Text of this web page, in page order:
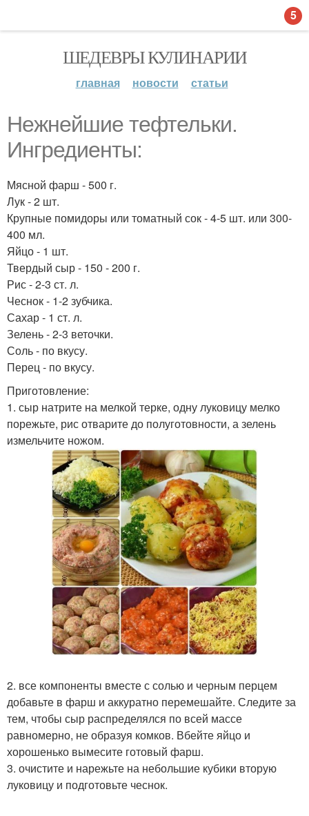
ШЕДЕВРЫ КУЛИНАРИИ
главная новости статьи
Нежнейшие тефтельки.
Ингредиенты:
Мясной фарш - 500 г.
Лук - 2 шт.
Крупные помидоры или томатный сок - 4-5 шт. или 300-
400 мл.
Яйцо - 1 шт.
Твердый сыр - 150 - 200 г.
Рис - 2-3 ст. л.
Чеснок - 1-2 зубчика.
Сахар - 1 ст. л.
Зелень - 2-3 веточки.
Соль - по вкусу.
Перец - по вкусу.
Приготовление:
1. сыр натрите на мелкой терке, одну луковицу мелко
порежьте, рис отварите до полуготовности, а зелень
измельчите ножом.
2. все компоненты вместе с солью и черным перцем
добавьте в фарш и аккуратно перемешайте. Следите за
тем, чтобы сыр распределялся по всей массе
равномерно, не образуя комков. Вбейте яйцо и
хорошенько вымесите готовый фарш.
3. очистите и нарежьте на небольшие кубики вторую
луковицу и подготовьте чеснок.
5